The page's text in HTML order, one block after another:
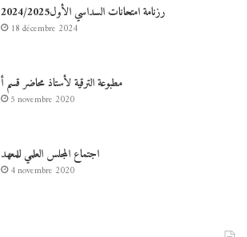
رزنامة امتحانات السداسي الأول2024/2025
18 décembre 2024
مطبوعة الترقية لأستاذ محاضر قسم أ
5 novembre 2020
اجتماع المجلس العلمي للمعهد
4 novembre 2020